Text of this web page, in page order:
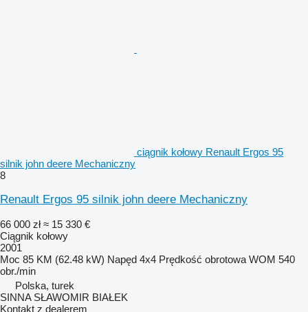
ciągnik kołowy Renault Ergos 95
silnik john deere Mechaniczny
8
Renault Ergos 95 silnik john deere Mechaniczny
66 000 zł ≈ 15 330 €
Ciągnik kołowy
2001
Moc 85 KM (62.48 kW) Napęd 4x4 Prędkość obrotowa WOM 540
obr./min
Polska, turek
SINNA SŁAWOMIR BIAŁEK
Kontakt z dealerem